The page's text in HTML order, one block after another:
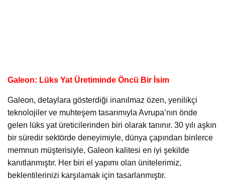
Galeon: Lüks Yat Üretiminde Öncü Bir İsim
Galeon, detaylara gösterdiği inanılmaz özen, yenilikçi
teknolojiler ve muhteşem tasarımıyla Avrupa’nın önde
gelen lüks yat üreticilerinden biri olarak tanınır. 30 yılı aşkın
bir süredir sektörde deneyimiyle, dünya çapından binlerce
memnun müşterisiyle, Galeon kalitesi en iyi şekilde
kanıtlanmıştır. Her biri el yapımı olan ünitelerimiz,
beklentilerinizi karşılamak için tasarlanmıştır.